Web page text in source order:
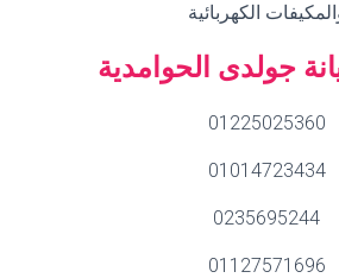
الكهربائية
جولدى الحوامدية
01225025360
01014723434
0235695244
01127571696